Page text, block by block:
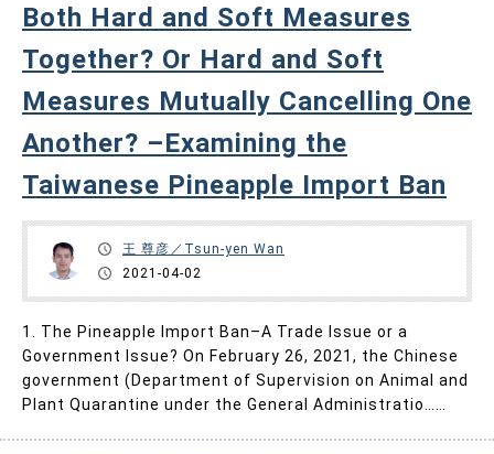
Both Hard and Soft Measures
Together? Or Hard and Soft
Measures Mutually Cancelling One
Another? –Examining the
Taiwanese Pineapple Import Ban
王 尊彦／Tsun-yen Wan
2021-04-02
1. The Pineapple Import Ban–A Trade Issue or a
Government Issue? On February 26, 2021, the Chinese
government (Department of Supervision on Animal and
Plant Quarantine under the General Administratio……